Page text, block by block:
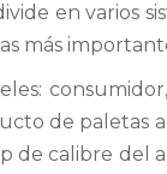
en varios
más
de paletas
de calibre del